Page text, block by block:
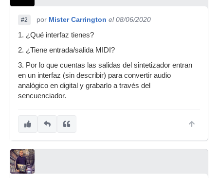
#2 por Mister Carrington el 08/06/2020
1. ¿Qué interfaz tienes?
2. ¿Tiene entrada/salida MIDI?
3. Por lo que cuentas las salidas del sintetizador entran
en un interfaz (sin describir) para convertir audio
analógico en digital y grabarlo a través del
sencuenciador.